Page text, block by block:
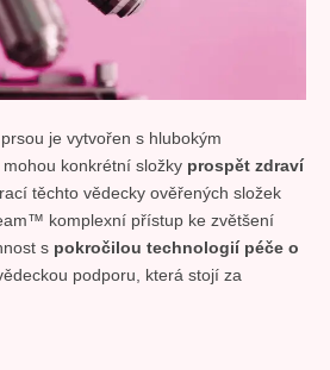
je vytvořen s hlubokým
konkrétní složky prospět zdraví
těchto vědecky ověřených složek
komplexní přístup ke zvětšení
s pokročilou technologií péče o
podporu, která stojí za